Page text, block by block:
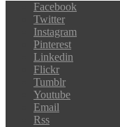
Facebook
Twitter
Instagram
Pinterest
Linkedin
Flickr
Tumblr
Youtube
Email
Rss